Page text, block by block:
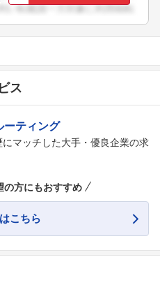
しました
ローしませんか？
ス
ーティング
マッチした大手・優良企業の求
の方にもおすすめ
こちら